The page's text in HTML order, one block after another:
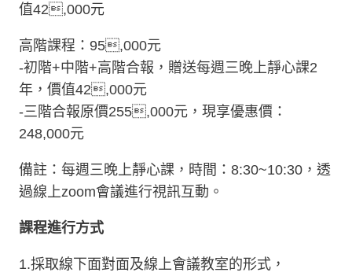
值42,000元
高階課程：95,000元
-初階+中階+高階合報，贈送每週三晚上靜心課2
年，價值42,000元
-三階合報原價255,000元，現享優惠價：
248,000元
備註：每週三晚上靜心課，時間：8:30~10:30，透
過線上zoom會議進行視訊互動。
課程進行方式
1.採取線下面對面及線上會議教室的形式，